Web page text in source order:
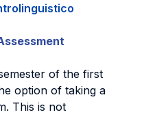
of the first
option of taking a
This is not